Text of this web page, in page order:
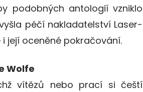
podobných antologií vzniklo
péčí nakladatelství Laser-
její oceněné pokračování.
Wolfe
vítězů nebo prací si čeští